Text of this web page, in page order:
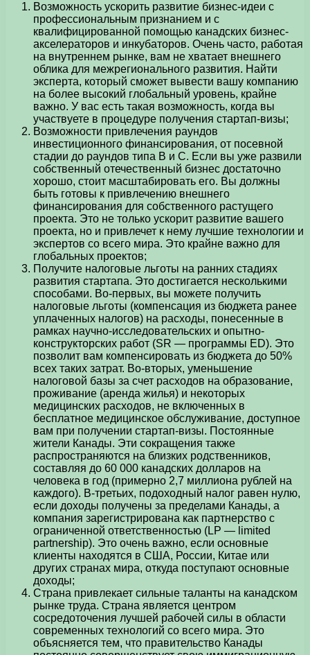
Возможность ускорить развитие бизнес-идеи с
профессиональным признанием и с
квалифицированной помощью канадских бизнес-
акселераторов и инкубаторов. Очень часто, работая
на внутреннем рынке, вам не хватает внешнего
облика для межрегионального развития. Найти
эксперта, который сможет вывести вашу компанию
на более высокий глобальный уровень, крайне
важно. У вас есть такая возможность, когда вы
участвуете в процедуре получения стартап-визы;
Возможности привлечения раундов
инвестиционного финансирования, от посевной
стадии до раундов типа В и С. Если вы уже развили
собственный отечественный бизнес достаточно
хорошо, стоит масштабировать его. Вы должны
быть готовы к привлечению внешнего
финансирования для собственного растущего
проекта. Это не только ускорит развитие вашего
проекта, но и привлечет к нему лучшие технологии и
экспертов со всего мира. Это крайне важно для
глобальных проектов;
Получите налоговые льготы на ранних стадиях
развития стартапа. Это достигается несколькими
способами. Во-первых, вы можете получить
налоговые льготы (компенсация из бюджета ранее
уплаченных налогов) на расходы, понесенные в
рамках научно-исследовательских и опытно-
конструкторских работ (SR — программы ED). Это
позволит вам компенсировать из бюджета до 50%
всех таких затрат. Во-вторых, уменьшение
налоговой базы за счет расходов на образование,
проживание (аренда жилья) и некоторых
медицинских расходов, не включенных в
бесплатное медицинское обслуживание, доступное
вам при получении стартап-визы. Постоянные
жители Канады. Эти сокращения также
распространяются на близких родственников,
составляя до 60 000 канадских долларов на
человека в год (примерно 2,7 миллиона рублей на
каждого). В-третьих, подоходный налог равен нулю,
если доходы получены за пределами Канады, а
компания зарегистрирована как партнерство с
ограниченной ответственностью (LP — limited
partnership). Это очень важно, если основные
клиенты находятся в США, России, Китае или
других странах мира, откуда поступают основные
доходы;
Страна привлекает сильные таланты на канадском
рынке труда. Страна является центром
сосредоточения лучшей рабочей силы в области
современных технологий со всего мира. Это
объясняется тем, что правительство Канады